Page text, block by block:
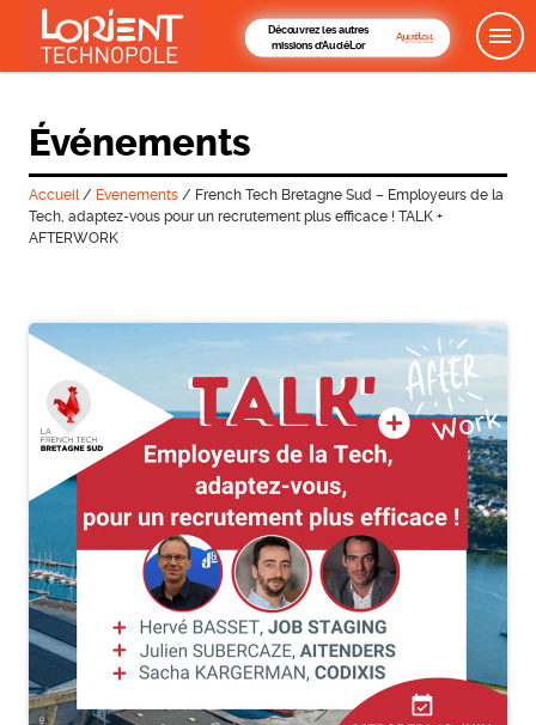
Découvrez les autres
missions d'AudéLor
Événements
Accueil/ Evenements/ French Tech Bretagne Sud – Employeurs de la
Tech, adaptez-vous pour un recrutement plus efficace ! TALK +
AFTERWORK